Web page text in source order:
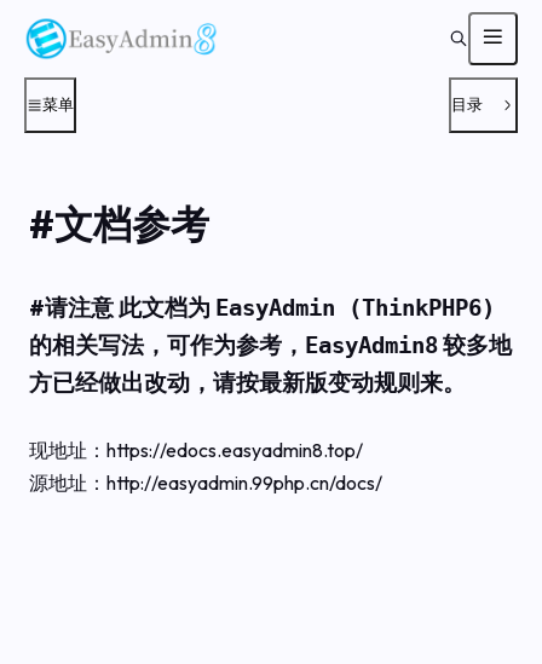
菜单 目录
#文档参考
#请注意 此文档为 EasyAdmin (ThinkPHP6)
的相关写法，可作为参考， EasyAdmin8较多地
方已经做出改动，请按最新版变动规则来。
现地址：https://edocs.easyadmin8.top/
源地址：http://easyadmin.99php.cn/docs/